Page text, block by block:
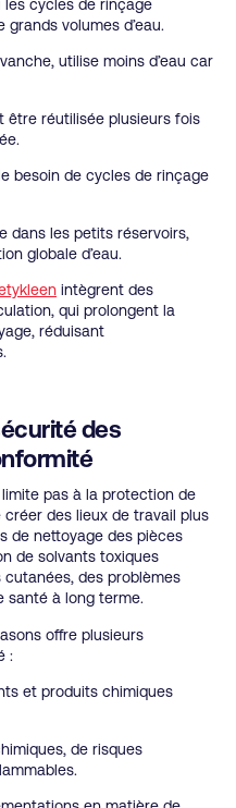
les cycles de rinçage
volumes d’eau.
utilise moins d’eau car
être réutilisée plusieurs fois
besoin de cycles de rinçage
dans les petits réservoirs,
globale d’eau.
intègrent des
qui prolongent la
réduisant
des
pas à la protection de
créer des lieux de travail plus
de nettoyage des pièces
de solvants toxiques
des problèmes
santé à long terme.
offre plusieurs
:
et produits chimiques
de risques